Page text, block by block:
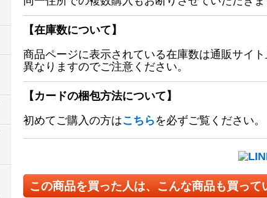
【在庫数について】
商品ページに表示されている在庫数は通販サイ
異なりますのでご注意ください。
【カードの梱包方法について】
初めてご購入の方はこちら を必ずご覧ください。
この商品を買った人は、こんな商品も買って